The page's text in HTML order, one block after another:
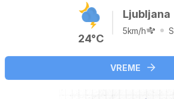
24°C
Ljubljana
5km/h S
VREME